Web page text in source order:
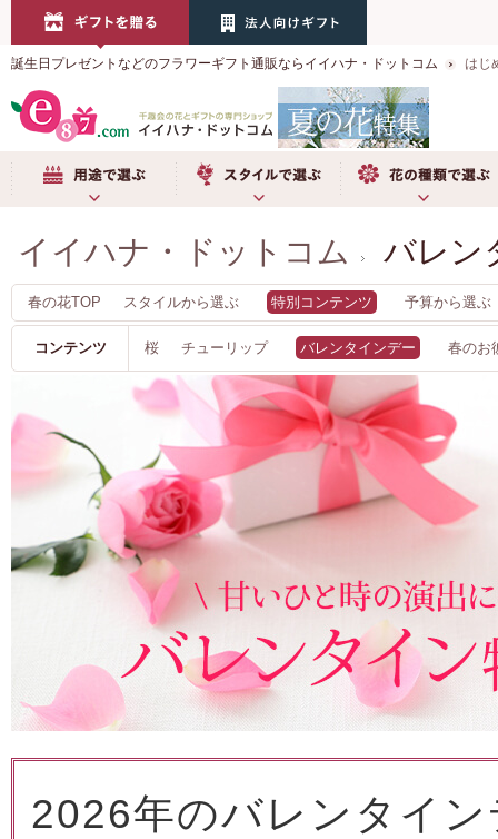
誕生日プレゼントなどのフラワーギフト通販ならイイハナ・ドットコム はじ
イイハナ・ドットコム バレン
春の花TOP スタイルから選ぶ 特別コンテンツ 予算から選ぶ
コンテンツ 桜 チューリップ バレンタインデー 春のお
2026年のバレンタイ